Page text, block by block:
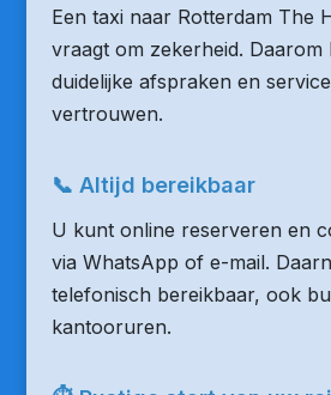
Een taxi naar Rotterdam The
vraagt om zekerheid. Daarom
duidelijke afspraken en
vertrouwen.
📞 Altijd bereikbaar
U kunt online reserveren en
via WhatsApp of e-mail.
telefonisch bereikbaar, ook
kantooruren.